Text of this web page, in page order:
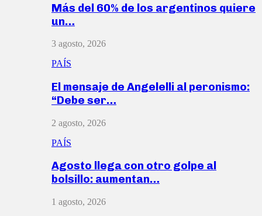
Más del 60% de los argentinos quiere
un…
3 agosto, 2026
PAÍS
El mensaje de Angelelli al peronismo:
“Debe ser…
2 agosto, 2026
PAÍS
Agosto llega con otro golpe al
bolsillo: aumentan…
1 agosto, 2026